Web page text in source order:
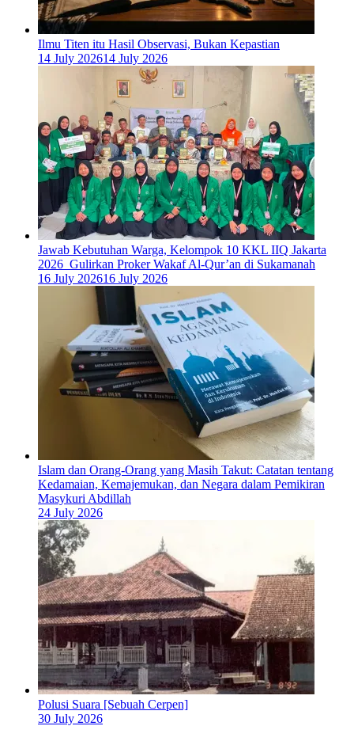
Ilmu Titen itu Hasil Observasi, Bukan Kepastian
14 July 202614 July 2026
Jawab Kebutuhan Warga, Kelompok 10 KKL IIQ Jakarta
2026 Gulirkan Proker Wakaf Al-Qur’an di Sukamanah
16 July 202616 July 2026
Islam dan Orang-Orang yang Masih Takut: Catatan tentang
Kedamaian, Kemajemukan, dan Negara dalam Pemikiran
Masykuri Abdillah
24 July 2026
Polusi Suara [Sebuah Cerpen]
30 July 2026